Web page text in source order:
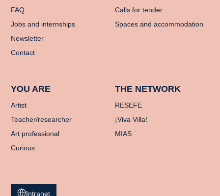
FAQ
Jobs and internships
Newsletter
Contact
Calls for tender
Spaces and accommodation
YOU ARE
Artist
Teacher/researcher
Art professional
Curious
THE NETWORK
RESEFE
¡Viva Villa!
MIAS
Intranet